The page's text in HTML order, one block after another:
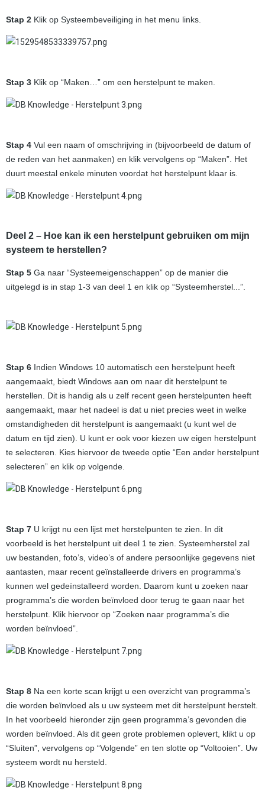
Stap 2 Klik op Systeembeveiliging in het menu links.
Stap 3 Klik op “Maken…” om een herstelpunt te maken.
Stap 4 Vul een naam of omschrijving in (bijvoorbeeld de datum of
de reden van het aanmaken) en klik vervolgens op “Maken”. Het
duurt meestal enkele minuten voordat het herstelpunt klaar is.
Deel 2 – Hoe kan ik een herstelpunt gebruiken om mijn
systeem te herstellen?
Stap 5 Ga naar “Systeemeigenschappen” op de manier die
uitgelegd is in stap 1-3 van deel 1 en klik op “Systeemherstel...”.
Stap 6 Indien Windows 10 automatisch een herstelpunt heeft
aangemaakt, biedt Windows aan om naar dit herstelpunt te
herstellen. Dit is handig als u zelf recent geen herstelpunten heeft
aangemaakt, maar het nadeel is dat u niet precies weet in welke
omstandigheden dit herstelpunt is aangemaakt (u kunt wel de
datum en tijd zien). U kunt er ook voor kiezen uw eigen herstelpunt
te selecteren. Kies hiervoor de tweede optie “Een ander herstelpunt
selecteren” en klik op volgende.
Stap 7 U krijgt nu een lijst met herstelpunten te zien. In dit
voorbeeld is het herstelpunt uit deel 1 te zien. Systeemherstel zal
uw bestanden, foto’s, video’s of andere persoonlijke gegevens niet
aantasten, maar recent geïnstalleerde drivers en programma’s
kunnen wel gedeïnstalleerd worden. Daarom kunt u zoeken naar
programma’s die worden beïnvloed door terug te gaan naar het
herstelpunt. Klik hiervoor op “Zoeken naar programma’s die
worden beïnvloed”.
Stap 8 Na een korte scan krijgt u een overzicht van programma’s
die worden beïnvloed als u uw systeem met dit herstelpunt herstelt.
In het voorbeeld hieronder zijn geen programma’s gevonden die
worden beïnvloed. Als dit geen grote problemen oplevert, klikt u op
“Sluiten”, vervolgens op “Volgende” en ten slotte op “Voltooien”. Uw
systeem wordt nu hersteld.